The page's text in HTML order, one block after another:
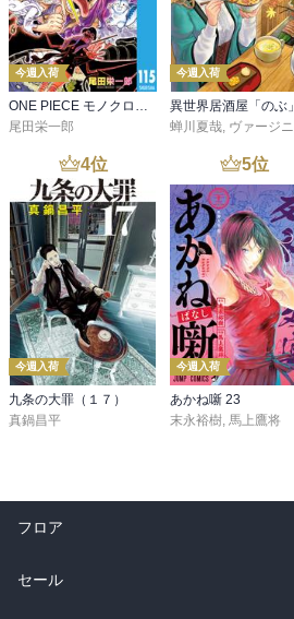
今週入荷
ONE PIECE モノクロ版 115
尾田栄一郎
今週入荷
蝉川夏哉, ヴァージニア二等兵
4位
今週入荷
九条の大罪（１７）
真鍋昌平
5位
今週入荷
あかね噺 23
末永裕樹, 馬上鷹将
フロア
総合
セール